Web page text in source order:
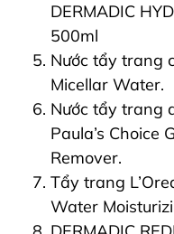
DERMADIC
500ml
Nước tẩy trang
Micellar Water.
Nước tẩy trang
Paula’s Choice
Remover.
Tẩy trang
Water